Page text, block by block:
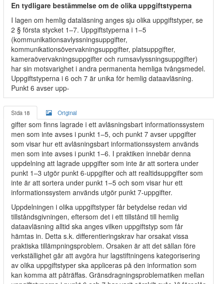
En tydligare bestämmelse om de olika uppgiftstyperna
I lagen om hemlig dataläsning anges sju olika uppgiftstyper, se
2 § första stycket 1–7. Uppgiftstyperna i 1–5
(kommunikationsavlyssningsuppgifter,
kommunikationsövervakningsuppgifter, platsuppgifter,
kameraövervakningsuppgifter och rumsavlyssningsuppgifter)
har sin motsvarighet i andra permanenta hemliga tvångsmedel.
Uppgiftstyperna i 6 och 7 är unika för hemlig dataavläsning.
Punkt 6 avser upp-
Sida 18 Original
gifter som finns lagrade i ett avläsningsbart informationssystem
men som inte avses i punkt 1–5, och punkt 7 avser uppgifter
som visar hur ett avläsningsbart informationssystem används
men som inte avses i punkt 1–6. I praktiken innebär denna
uppdelning att lagrade uppgifter som inte är att sortera under
punkt 1–3 utgör punkt 6-uppgifter och att realtidsuppgifter som
inte är att sortera under punkt 1–5 och som visar hur ett
informationssystem används utgör punkt 7-uppgifter.
Uppdelningen i olika uppgiftstyper får betydelse redan vid
tillståndsgivningen, eftersom det i ett tillstånd till hemlig
dataavläsning alltid ska anges vilken uppgiftstyp som får
hämtas in. Detta s.k. differentieringskrav har orsakat vissa
praktiska tillämpningsproblem. Orsaken är att det sällan före
verkställighet går att avgöra hur lagstiftningens kategorisering
av olika uppgiftstyper ska appliceras på den information som
kan komma att påträffas. Gränsdragningsproblematiken mellan